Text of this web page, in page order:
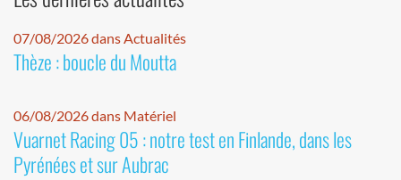
07/08/2026 dans Actualités
Thèze : boucle du Moutta
06/08/2026 dans Matériel
Vuarnet Racing 05 : notre test en Finlande, dans les
Pyrénées et sur Aubrac